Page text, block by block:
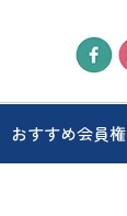
おすすめ会員権